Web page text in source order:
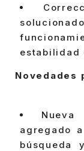
estabilidad
Novedades
agregado
búsqueda